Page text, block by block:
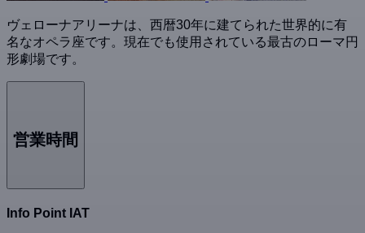
ヴェローナアリーナは、西暦30年に建てられた世界的に有
名なオペラ座です。現在でも使用されている最古のローマ円
形劇場です。
営業時間
Info Point IAT